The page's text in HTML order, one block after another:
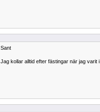
Sant
Jag kollar alltid efter fästingar när jag varit